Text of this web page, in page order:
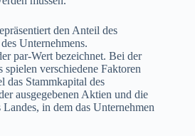
den Anteil des
Unternehmens.
par-Wert bezeichnet. Bei der
verschiedene Faktoren
das Stammkapital des
ausgegebenen Aktien und die
in dem das Unternehmen